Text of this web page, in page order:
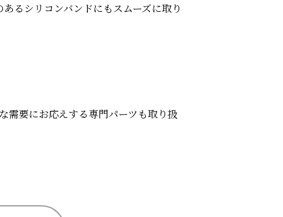
るシリコンバンドにもスムーズに取り
需要にお応えする専門パーツも取り扱